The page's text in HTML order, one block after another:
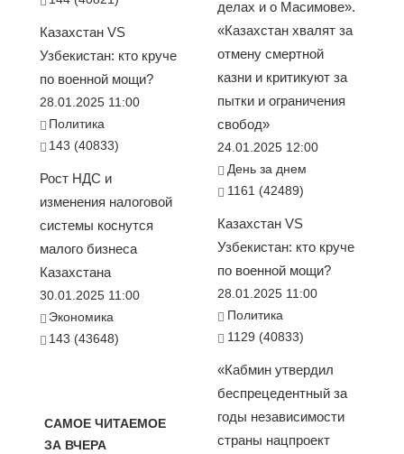
Казахстан VS
Узбекистан: кто круче
по военной мощи?
28.01.2025 11:00
Политика
143 (40833)
Рост НДС и
изменения налоговой
системы коснутся
малого бизнеса
Казахстана
30.01.2025 11:00
Экономика
143 (43648)
САМОЕ ЧИТАЕМОЕ
ЗА ВЧЕРА
делах и о Масимове».
«Казахстан хвалят за
отмену смертной
казни и критикуют за
пытки и ограничения
свобод»
24.01.2025 12:00
День за днем
1161 (42489)
Казахстан VS
Узбекистан: кто круче
по военной мощи?
28.01.2025 11:00
Политика
1129 (40833)
«Кабмин утвердил
беспрецедентный за
годы независимости
страны нацпроект